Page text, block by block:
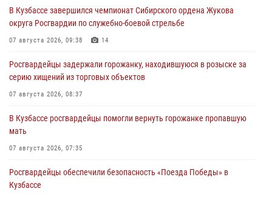
В Кузбассе завершился чемпионат Сибирского ордена Жукова
округа Росгвардии по служебно-боевой стрельбе
07 августа 2026, 09:38 14
Росгвардейцы задержали горожанку, находившуюся в розыске за
серию хищений из торговых объектов
07 августа 2026, 08:37
В Кузбассе росгвардейцы помогли вернуть горожанке пропавшую
мать
07 августа 2026, 07:35
Росгвардейцы обеспечили безопасность «Поезда Победы» в
Кузбассе